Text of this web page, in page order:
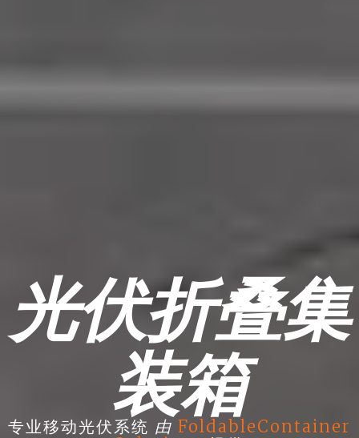
光伏折叠集
装箱
专业移动光伏系统 由 FoldableContainer